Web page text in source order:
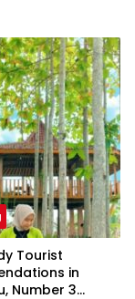
Tourist
in
Number 3